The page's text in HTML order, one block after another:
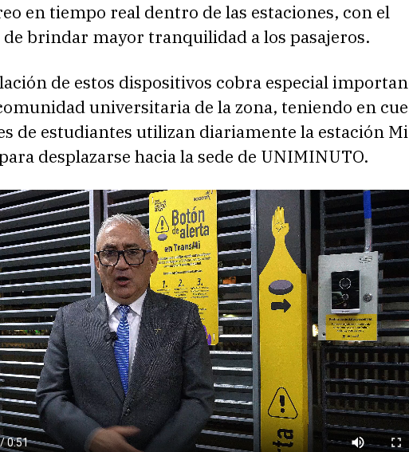
en tiempo real dentro de las estaciones, con el
brindar mayor tranquilidad a los pasajeros.
de estos dispositivos cobra especial
universitaria de la zona, teniendo en
de estudiantes utilizan diariamente la estación
desplazarse hacia la sede de UNIMINUTO.